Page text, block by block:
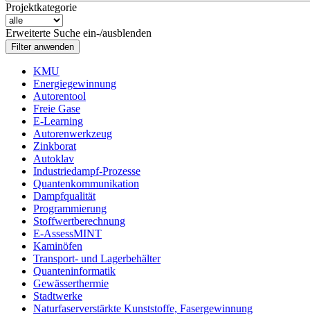
Projektkategorie
Erweiterte Suche ein-/ausblenden
KMU
Energiegewinnung
Autorentool
Freie Gase
E-Learning
Autorenwerkzeug
Zinkborat
Autoklav
Industriedampf-Prozesse
Quantenkommunikation
Dampfqualität
Programmierung
Stoffwertberechnung
E-AssessMINT
Kaminöfen
Transport- und Lagerbehälter
Quanteninformatik
Gewässerthermie
Stadtwerke
Naturfaserverstärkte Kunststoffe, Fasergewinnung